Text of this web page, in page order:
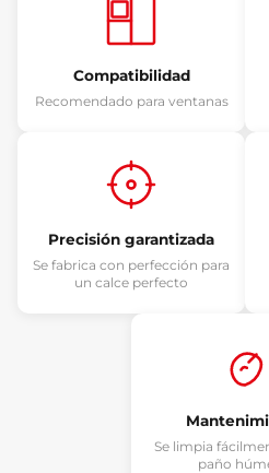
Compatibilidad
Recomendado para ventanas
Precisión garantizada
Se fabrica con perfección para
un calce perfecto
Se limpia
paño